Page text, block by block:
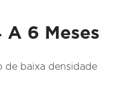
6 Meses
de baixa densidade